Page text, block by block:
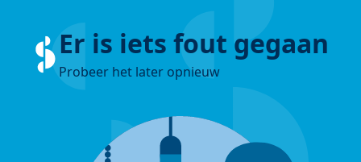
Er is iets fout gegaan
Probeer het later opnieuw